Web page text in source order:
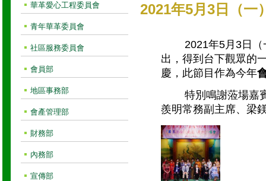
華革愛心工程委員會
青年華革委員會
社區服務委員會
會員部
地區事務部
會產管理部
財務部
內務部
宣傳部
2021年5月3日（一
2021年5月3日（一
出，得到台下觀眾的
慶，此節目作為今年
特別鳴謝蒞場嘉賓
羨明常務副主席、梁